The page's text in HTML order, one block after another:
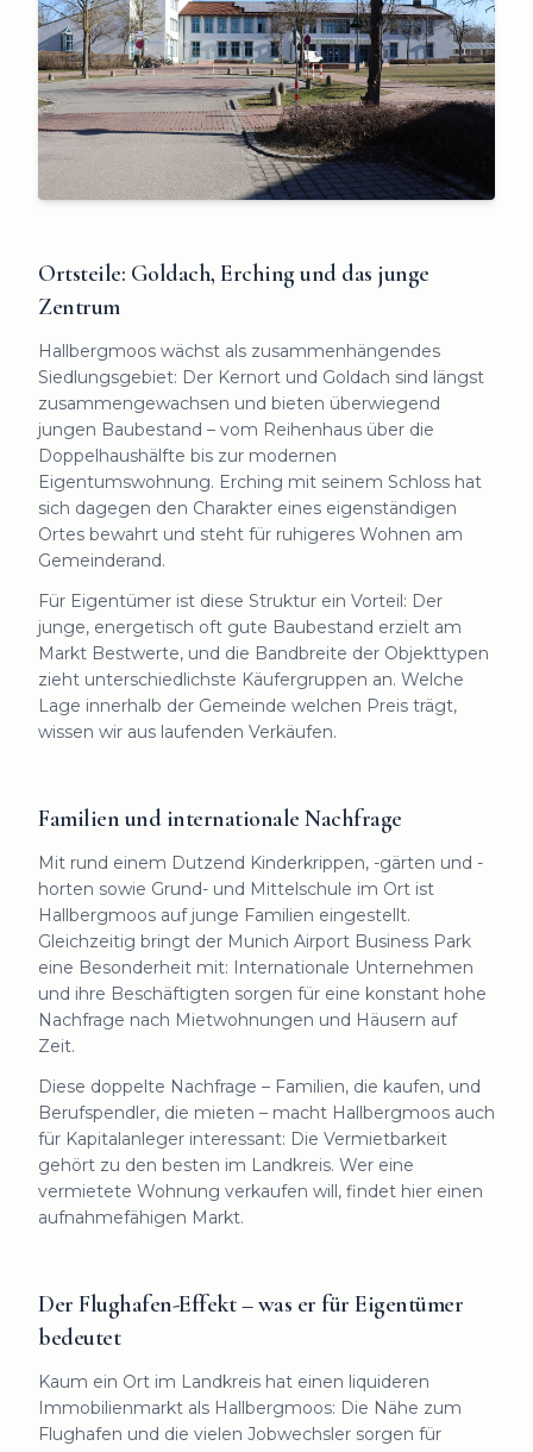
Ortsteile: Goldach, Erching und das junge
Zentrum
Hallbergmoos wächst als zusammenhängendes
Siedlungsgebiet: Der Kernort und Goldach sind längst
zusammengewachsen und bieten überwiegend
jungen Baubestand – vom Reihenhaus über die
Doppelhaushälfte bis zur modernen
Eigentumswohnung. Erching mit seinem Schloss hat
sich dagegen den Charakter eines eigenständigen
Ortes bewahrt und steht für ruhigeres Wohnen am
Gemeinderand.
Für Eigentümer ist diese Struktur ein Vorteil: Der
junge, energetisch oft gute Baubestand erzielt am
Markt Bestwerte, und die Bandbreite der Objekttypen
zieht unterschiedlichste Käufergruppen an. Welche
Lage innerhalb der Gemeinde welchen Preis trägt,
wissen wir aus laufenden Verkäufen.
Familien und internationale Nachfrage
Mit rund einem Dutzend Kinderkrippen, -gärten und -
horten sowie Grund- und Mittelschule im Ort ist
Hallbergmoos auf junge Familien eingestellt.
Gleichzeitig bringt der Munich Airport Business Park
eine Besonderheit mit: Internationale Unternehmen
und ihre Beschäftigten sorgen für eine konstant hohe
Nachfrage nach Mietwohnungen und Häusern auf
Zeit.
Diese doppelte Nachfrage – Familien, die kaufen, und
Berufspendler, die mieten – macht Hallbergmoos auch
für Kapitalanleger interessant: Die Vermietbarkeit
gehört zu den besten im Landkreis. Wer eine
vermietete Wohnung verkaufen will, findet hier einen
aufnahmefähigen Markt.
Der Flughafen-Effekt – was er für Eigentümer
bedeutet
Kaum ein Ort im Landkreis hat einen liquideren
Immobilienmarkt als Hallbergmoos: Die Nähe zum
Flughafen und die vielen Jobwechsler sorgen für